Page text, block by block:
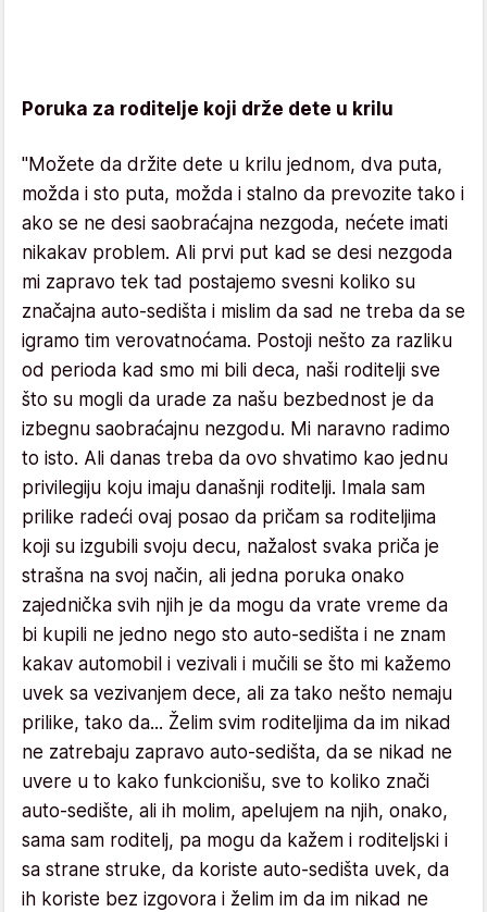
Poruka za roditelje koji drže dete u krilu
"Možete da držite dete u krilu jednom, dva puta,
možda i sto puta, možda i stalno da prevozite tako i
ako se ne desi saobraćajna nezgoda, nećete imati
nikakav problem. Ali prvi put kad se desi nezgoda
mi zapravo tek tad postajemo svesni koliko su
značajna auto-sedišta i mislim da sad ne treba da se
igramo tim verovatnoćama. Postoji nešto za razliku
od perioda kad smo mi bili deca, naši roditelji sve
što su mogli da urade za našu bezbednost je da
izbegnu saobraćajnu nezgodu. Mi naravno radimo
to isto. Ali danas treba da ovo shvatimo kao jednu
privilegiju koju imaju današnji roditelji. Imala sam
prilike radeći ovaj posao da pričam sa roditeljima
koji su izgubili svoju decu, nažalost svaka priča je
strašna na svoj način, ali jedna poruka onako
zajednička svih njih je da mogu da vrate vreme da
bi kupili ne jedno nego sto auto-sedišta i ne znam
kakav automobil i vezivali i mučili se što mi kažemo
uvek sa vezivanjem dece, ali za tako nešto nemaju
prilike, tako da... Želim svim roditeljima da im nikad
ne zatrebaju zapravo auto-sedišta, da se nikad ne
uvere u to kako funkcionišu, sve to koliko znači
auto-sedište, ali ih molim, apelujem na njih, onako,
sama sam roditelj, pa mogu da kažem i roditeljski i
sa strane struke, da koriste auto-sedišta uvek, da
ih koriste bez izgovora i želim im da im nikad ne